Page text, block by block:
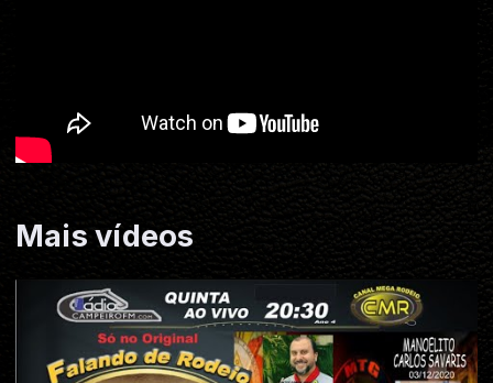
Mais vídeos